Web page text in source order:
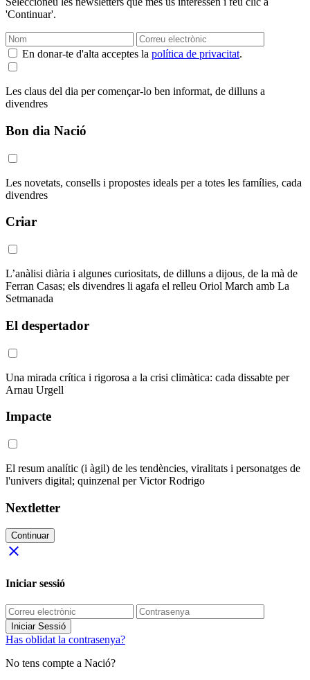
'Continuar'.
En donar-te d'alta acceptes la política de privacitat.
Les claus del dia per començar-lo ben informat, de dilluns a
divendres
Bon dia Nació
Les novetats, consells i propostes ideals per a totes les famílies, cada
divendres
Criar
L’anàlisi diària i algunes curiositats, de dilluns a dijous, de la mà de
Ferran Casas; els divendres li agafa el relleu Oriol March amb La
Setmanada
El despertador
Una mirada crítica i rigorosa a la crisi climàtica: cada dissabte per
Arnau Urgell
Impacte
El resum analític (i àgil) de les tendències, viralitats i personatges de
l'univers digital; quinzenal per Victor Rodrigo
Nextletter
Continuar
close
Iniciar sessió
Iniciar Sessió
Has oblidat la contrasenya?
No tens compte a Nació?